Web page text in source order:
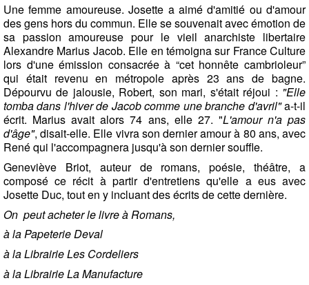
Une femme amoureuse. Josette a aimé d'amitié ou d'amour
des gens hors du commun. Elle se souvenait avec émotion de
sa passion amoureuse pour le vieil anarchiste libertaire
Alexandre Marius Jacob. Elle en témoigna sur France Culture
lors d'une émission consacrée à “cet honnête cambrioleur”
qui était revenu en métropole après 23 ans de bagne.
Dépourvu de jalousie, Robert, son mari, s'était réjoui : "Elle
tomba dans l'hiver de Jacob comme une branche d'avril"a-t-il
écrit. Marius avait alors 74 ans, elle 27. "L'amour n'a pas
d'âge", disait-elle. Elle vivra son dernier amour à 80 ans, avec
René qui l'accompagnera jusqu'à son dernier souffle.
Geneviève Briot, auteur de romans, poésie, théâtre, a
composé ce récit à partir d'entretiens qu'elle a eus avec
Josette Duc, tout en y incluant des écrits de cette dernière.
On peut acheter le livreà Romans,
à la Papeterie Deval
à la Librairie Les Cordeliers
à la Librairie La Manufacture